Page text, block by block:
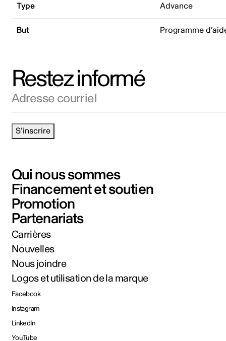
Type Advance
But Programme
Restez informé
S'inscrire
Qui nous sommes
Financement et soutien
Promotion
Partenariats
Carrières
Nouvelles
Nous joindre
Logos et utilisation de la marque
Facebook
Instagram
LinkedIn
YouTube